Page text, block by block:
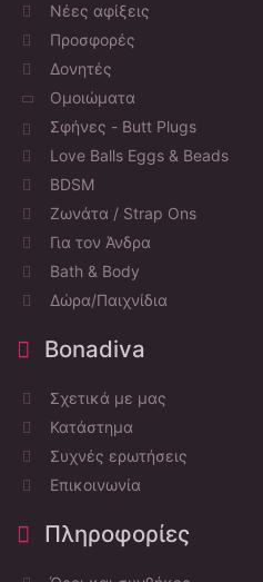
Νέες αφίξεις
Προσφορές
Δονητές
Ομοιώματα
Σφήνες - Butt Plugs
Love Balls Eggs & Beads
BDSM
Ζωνάτα / Strap Ons
Για τον Άνδρα
Bath & Body
Δώρα/Παιχνίδια
Bonadiva
Σχετικά με μας
Κατάστημα
Συχνές ερωτήσεις
Επικοινωνία
Πληροφορίες